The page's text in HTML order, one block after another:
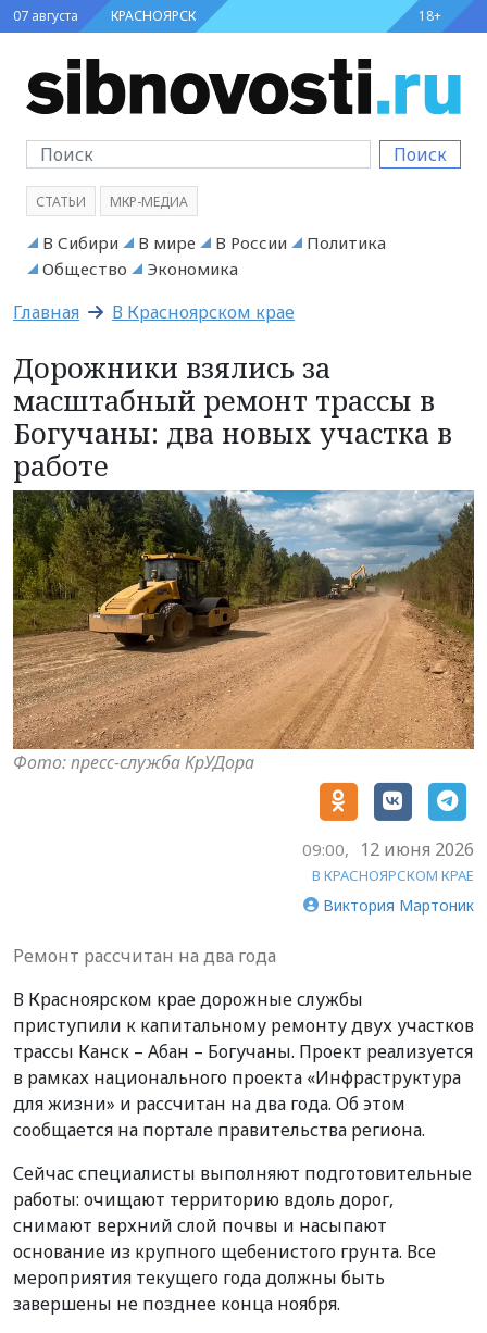
07 августа КРАСНОЯРСК 18+
Поиск
СТАТЬИ МКР-МЕДИА
В Сибири В мире В России
Политика
Общество
Экономика
Главная В Красноярском крае
Дорожники взялись за
масштабный ремонт трассы в
Богучаны: два новых участка в
работе
Фото: пресс-служба КрУДора
09:00, 12 июня 2026
В КРАСНОЯРСКОМ КРАЕ
Виктория Мартоник
Ремонт рассчитан на два года
В Красноярском крае дорожные службы
приступили к капитальному ремонту двух участков
трассы Канск – Абан – Богучаны. Проект реализуется
в рамках национального проекта «Инфраструктура
для жизни» и рассчитан на два года. Об этом
сообщается на портале правительства региона.
Сейчас специалисты выполняют подготовительные
работы: очищают территорию вдоль дорог,
снимают верхний слой почвы и насыпают
основание из крупного щебенистого грунта. Все
мероприятия текущего года должны быть
завершены не позднее конца ноября.